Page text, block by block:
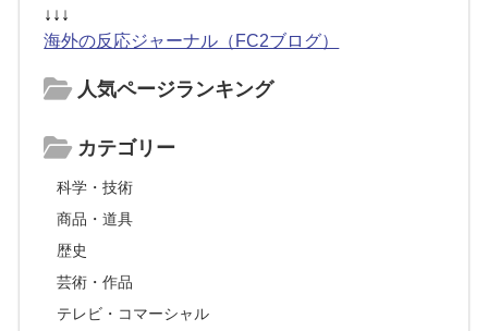
↓↓↓
海外の反応ジャーナル（FC2ブログ）
人気ページランキング
カテゴリー
科学・技術
商品・道具
歴史
芸術・作品
テレビ・コマーシャル